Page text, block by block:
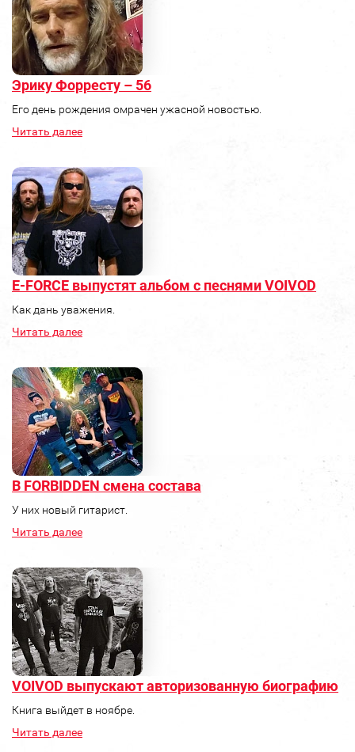
Эрику Форресту – 56
Его день рождения омрачен ужасной новостью.
Читать далее
E-FORCE выпустят альбом с песнями VOIVOD
Как дань уважения.
Читать далее
В FORBIDDEN смена состава
У них новый гитарист.
Читать далее
VOIVOD выпускают авторизованную биографию
Книга выйдет в ноябре.
Читать далее